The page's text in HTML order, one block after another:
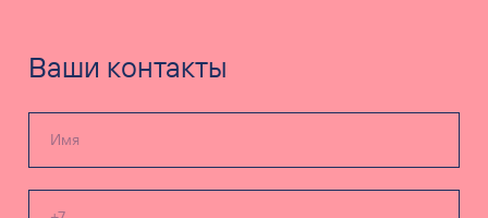
Ваши контакты